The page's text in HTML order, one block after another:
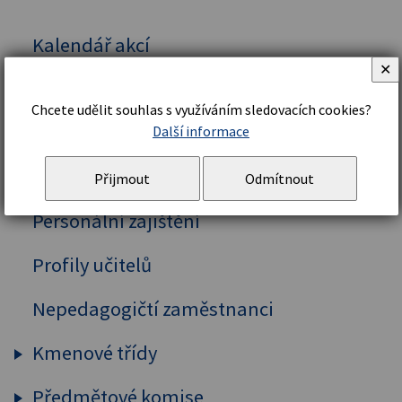
Kalendář akcí
Organizační řád a struktura
Školní řád
Personální zajištění
Profily učitelů
Nepedagogičtí zaměstnanci
Kmenové třídy
Prima
Chcete udělit souhlas s využíváním sledovacích cookies?
Další informace
Přijmout Odmítnout
✕